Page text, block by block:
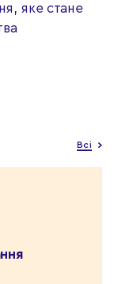
яке стане
Всі